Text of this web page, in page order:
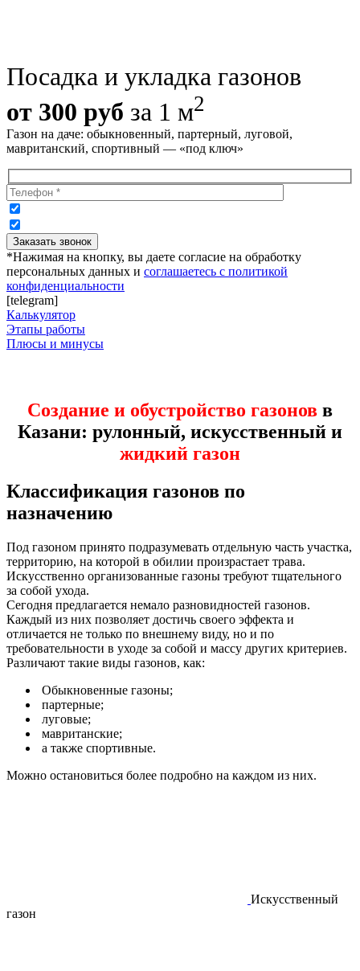
Посадка и укладка газонов
от 300 руб за 1 м2
Газон на даче: обыкновенный, партерный, луговой,
мавританский, спортивный — «под ключ»
*Нажимая на кнопку, вы даете согласие на обработку
персональных данных и соглашаетесь с политикой
конфиденциальности
[telegram]
Калькулятор
Этапы работы
Плюсы и минусы
Создание и обустройство газонов в
Казани: рулонный, искусственный и
жидкий газон
Классификация газонов по
назначению
Под газоном принято подразумевать отдельную часть участка,
территорию, на которой в обилии произрастает трава.
Искусственно организованные газоны требуют тщательного
за собой ухода.
Сегодня предлагается немало разновидностей газонов.
Каждый из них позволяет достичь своего эффекта и
отличается не только по внешнему виду, но и по
требовательности в уходе за собой и массу других критериев.
Различают такие виды газонов, как:
Обыкновенные газоны;
партерные;
луговые;
мавританские;
а также спортивные.
Можно остановиться более подробно на каждом из них.
Искусственный
газон